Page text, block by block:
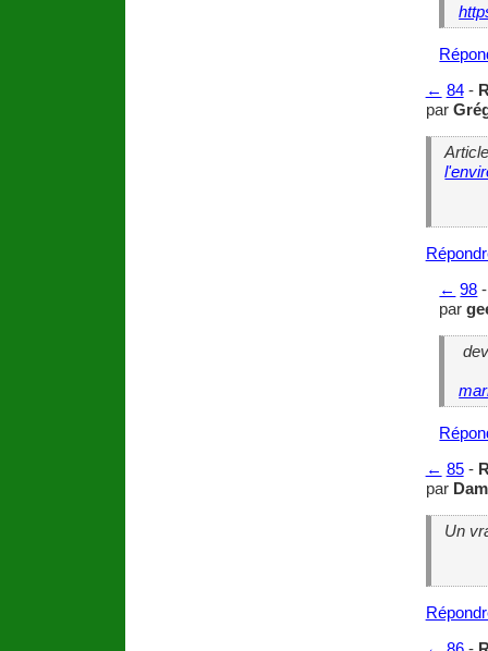
← 84-
par
← 98
par
← 85-
par
Un